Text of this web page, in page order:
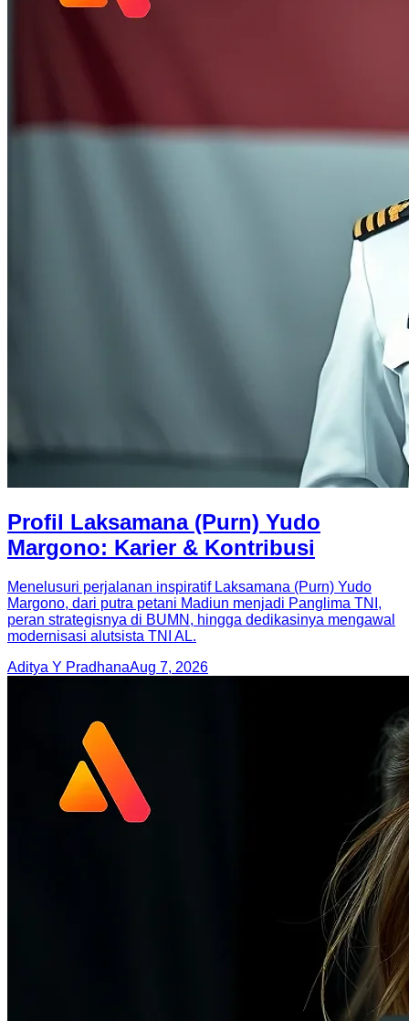
Profil Laksamana (Purn) Yudo
Margono: Karier & Kontribusi
Menelusuri perjalanan inspiratif Laksamana (Purn) Yudo
Margono, dari putra petani Madiun menjadi Panglima TNI,
peran strategisnya di BUMN, hingga dedikasinya mengawal
modernisasi alutsista TNI AL.
Aditya Y PradhanaAug 7, 2026